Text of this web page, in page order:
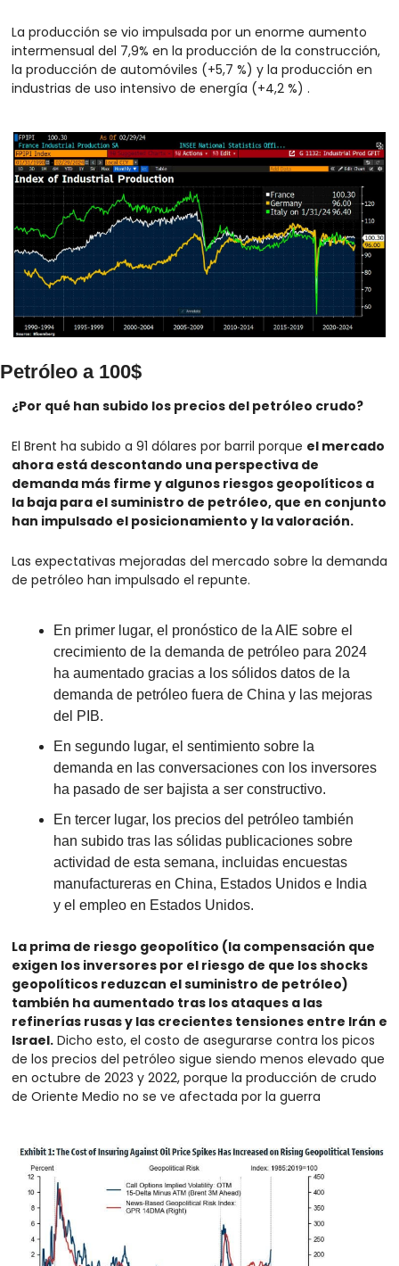
La producción se vio impulsada por un enorme aumento
intermensual del 7,9% en la producción de la construcción,
la producción de automóviles (+5,7 %) y la producción en
industrias de uso intensivo de energía (+4,2 %) .
Petróleo a 100$
¿Por qué han subido los precios del petróleo crudo?
El Brent ha subido a 91 dólares por barril porque el mercado
ahora está descontando una perspectiva de
demanda más firme y algunos riesgos geopolíticos a
la baja para el suministro de petróleo, que en conjunto
han impulsado el posicionamiento y la valoración.
Las expectativas mejoradas del mercado sobre la demanda
de petróleo han impulsado el repunte.
En primer lugar, el pronóstico de la AIE sobre el
crecimiento de la demanda de petróleo para 2024
ha aumentado gracias a los sólidos datos de la
demanda de petróleo fuera de China y las mejoras
del PIB.
En segundo lugar, el sentimiento sobre la
demanda en las conversaciones con los inversores
ha pasado de ser bajista a ser constructivo.
En tercer lugar, los precios del petróleo también
han subido tras las sólidas publicaciones sobre
actividad de esta semana, incluidas encuestas
manufactureras en China, Estados Unidos e India
y el empleo en Estados Unidos.
La prima de riesgo geopolítico (la compensación que
exigen los inversores por el riesgo de que los shocks
geopolíticos reduzcan el suministro de petróleo)
también ha aumentado tras los ataques a las
refinerías rusas y las crecientes tensiones entre Irán e
Israel. Dicho esto, el costo de asegurarse contra los picos
de los precios del petróleo sigue siendo menos elevado que
en octubre de 2023 y 2022, porque la producción de crudo
de Oriente Medio no se ve afectada por la guerra